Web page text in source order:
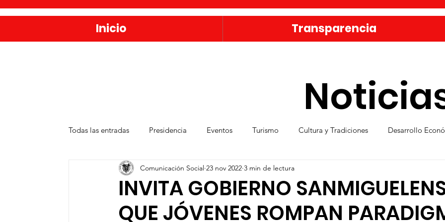
Todas las entradas Presidencia Eventos Turismo Cultura y Tradiciones Desarrollo
Agua y Alcantarillado Deporte Medio Ambiente
Publicaciones Administración Pública Familia sanmiguelense Jóvenes Mujeres
INVITA GOBIERNO
QUE JÓVENES ROMPAN
Comunicación Social 23 nov 2022 3 min de lectura
Inicio Transparencia